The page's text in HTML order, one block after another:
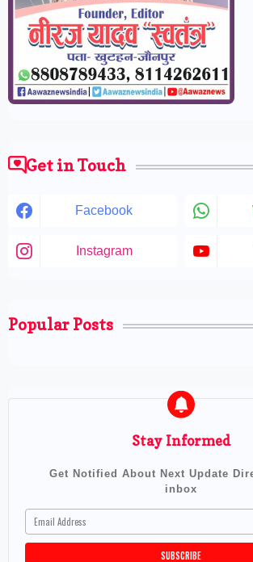
Get in Touch
Facebook
Instagram
Popular Posts
Stay Informed
Get Notified About Next Update
inbox